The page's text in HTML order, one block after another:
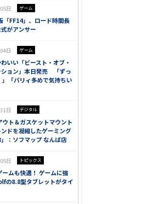
日 ゲーム
FF14」、ロード時間長
がアンサー
日 ゲーム
いい「ビースト・オブ・
ション」本日発売 「ずっ
「パリィ多めで気持ちい
日 デジタル
ト＆ガスケットマウント
ドを凝縮したゲーミング
：ソフマップ なんば店
日 トピックス
ームも快適！ ゲームに強
の8.8型タブレットがタイ